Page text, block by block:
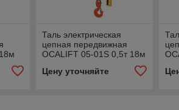
Таль электрическая
цепная передвижная
OCALIFT 05-01S 0,5т 18м
Цену уточняйте